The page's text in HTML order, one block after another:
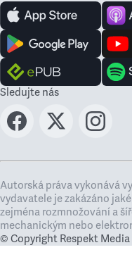
Sledujte nás
Autorská práva vykonává
vydavatele je zakázáno
zejména rozmnožování a
mechanickým nebo
© Copyright Respekt Media